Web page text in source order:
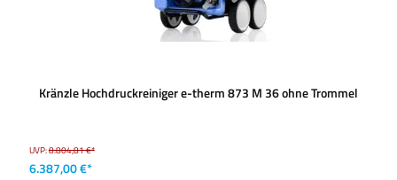
Kränzle Hochdruckreiniger e-therm 873 M 36 ohne Trommel
UVP:8.804,81 €*
6.387,00 €*